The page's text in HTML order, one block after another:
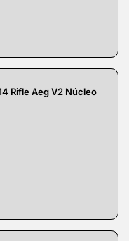
Rifle Aeg V2 Núcleo